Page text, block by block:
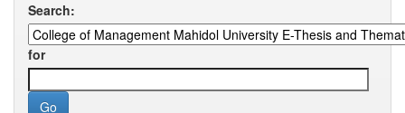
Search:
for